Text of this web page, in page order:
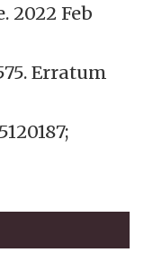
2022 Feb
Erratum